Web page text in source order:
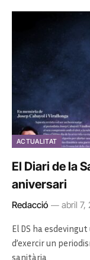
ACTUALITAT
El Diari de la
aniversari
Redacció abril 7,
El DS ha
d’exercir un
sanitària